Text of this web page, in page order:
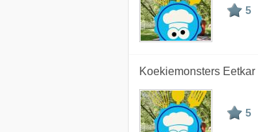
5
Koekiemonsters Eetkar
5